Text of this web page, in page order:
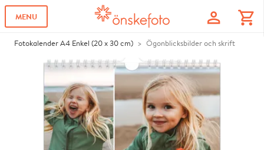
MENU profile shopping_cart
Fotokalender A4 Enkel (20 x 30 cm) Ögonblicksbilder och skrift